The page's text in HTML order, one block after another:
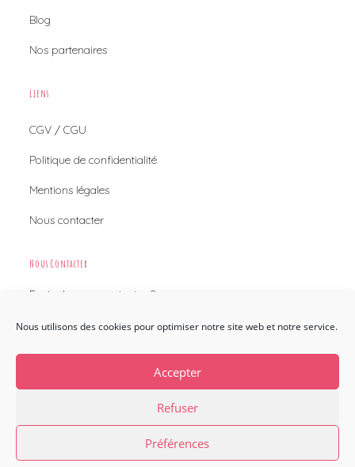
Nous utilisons des cookies pour optimiser notre site web et notre service.
Accepter
Refuser
Préférences
Blog
Nos partenaires
Liens
CGV / CGU
Politique de confidentialité
Mentions légales
Nous contacter
Nous Contacter
Envie de nous contacter ?
Nous contacter
Copyright [oceanwp_date] - Sweet Flamingo